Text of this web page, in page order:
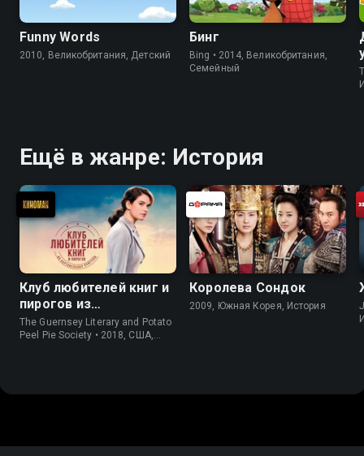
Funny Words
2010, Великобритания, Детский
Бинг
Bing • 2014, Великобритания,
Cемейный
Ещё в жанре: История
Клуб любителей книг и
пирогов из
картофельных
очистков
The Guernsey Literary and Potato
Peel Pie Society • 2018, США,
Королева Сондок
2009, Южная Корея, История